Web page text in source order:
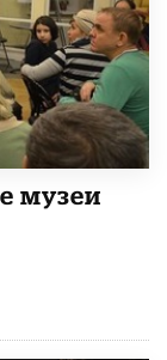
музеи